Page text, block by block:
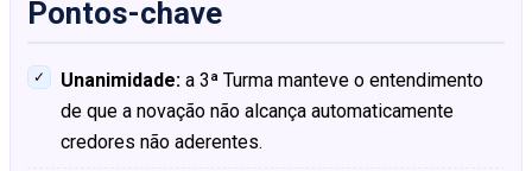
Pontos-chave
✓ Unanimidade: a 3ª Turma manteve o entendimento
de que a novação não alcança automaticamente
credores não aderentes.